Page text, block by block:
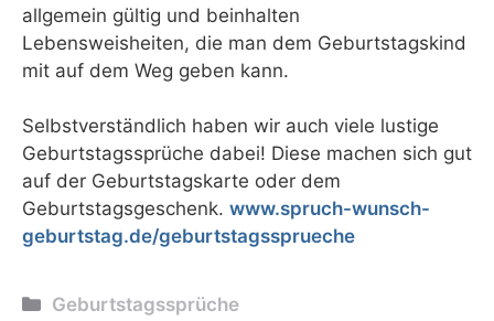
allgemein gültig und beinhalten
Lebensweisheiten, die man dem Geburtstagskind
mit auf dem Weg geben kann.
Selbstverständlich haben wir auch viele lustige
Geburtstagssprüche dabei! Diese machen sich gut
auf der Geburtstagskarte oder dem
Geburtstagsgeschenk. www.spruch-wunsch-
geburtstag.de/geburtstagssprueche
Kategorien
Geburtstagssprüche